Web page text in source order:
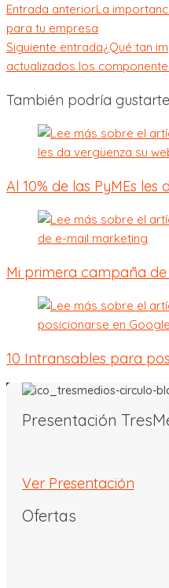
Entrada anteriorLa
para tu empresa
Siguiente entrada¿Qué tan
actualizados los
También podría gustarte
Al 10% de las PyMEs
Mi primera campaña
10 Intransables para
Presentación
Ver Presentación
Ofertas